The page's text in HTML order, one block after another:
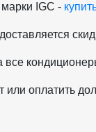
IGC -
все
оплатить